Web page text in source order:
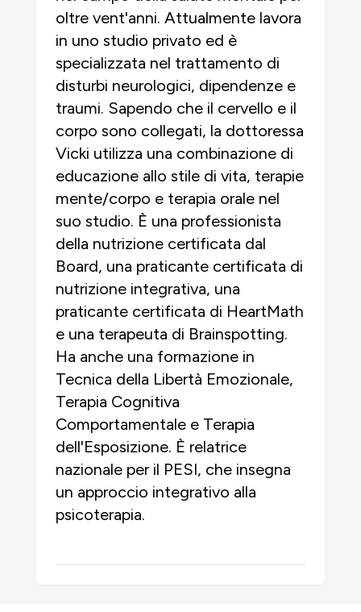
oltre vent'anni. Attualmente lavora
in uno studio privato ed è
specializzata nel trattamento di
disturbi neurologici, dipendenze e
traumi. Sapendo che il cervello e il
corpo sono collegati, la dottoressa
Vicki utilizza una combinazione di
educazione allo stile di vita, terapie
mente/corpo e terapia orale nel
suo studio. È una professionista
della nutrizione certificata dal
Board, una praticante certificata di
nutrizione integrativa, una
praticante certificata di HeartMath
e una terapeuta di Brainspotting.
Ha anche una formazione in
Tecnica della Libertà Emozionale,
Terapia Cognitiva
Comportamentale e Terapia
dell'Esposizione. È relatrice
nazionale per il PESI, che insegna
un approccio integrativo alla
psicoterapia.